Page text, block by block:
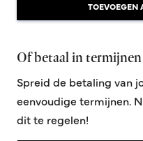
Of betaal in termijnen
Spreid de betaling van
eenvoudige termijnen.
dit te regelen!